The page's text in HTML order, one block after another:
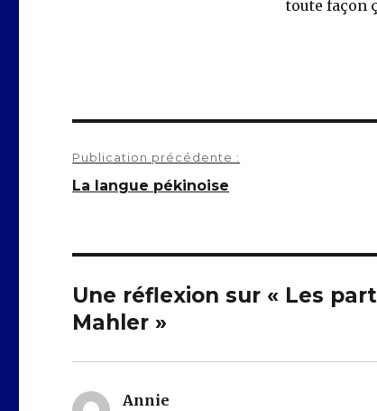
toute façon
de
Publication précédente :
La langue pékinoise
Une réflexion sur « Les
Mahler »
Annie